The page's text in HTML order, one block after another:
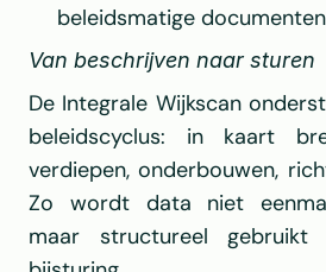
beleidsmatige
Van beschrijven naar sturen
De Integrale Wijkscan
beleidscyclus: in kaart
verdiepen, onderbouwen,
Zo wordt data niet
maar structureel